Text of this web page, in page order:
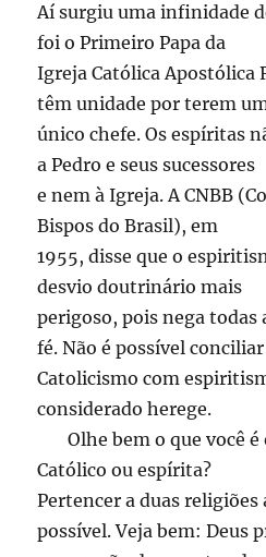
Aí surgiu uma infinidade
foi o Primeiro Papa da
Igreja Católica Apostólica
têm unidade por terem
único chefe. Os espíritas
a Pedro e seus sucessores
e nem à Igreja. A CNBB
Bispos do Brasil), em
1955, disse que o
desvio doutrinário mais
perigoso, pois nega todas
fé. Não é possível conciliar
Catolicismo com
considerado herege.
Olhe bem o que você é
Católico ou espírita?
Pertencer a duas religiões
possível. Veja bem: Deus